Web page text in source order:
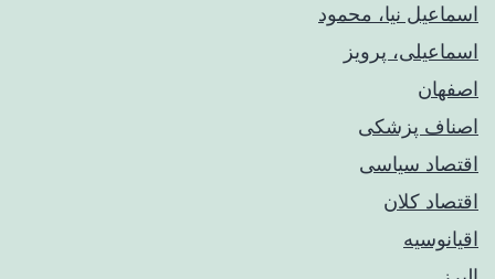
اسماعیل نیا، محمود
اسماعیلی، پرویز
اصفهان
اصناف پزشکی
اقتصاد سیاسی
اقتصاد کلان
اقیانوسیه